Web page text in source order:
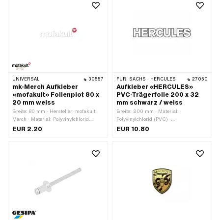
UNIVERSAL 30557
mk-Merch Aufkleber
«mofakult» Folienplot 80 x
20 mm weiss
Breite: 80 mm · Hersteller: mofakult
Merch · Material: Polyvinylchlorid
(PVC) · Verwendungsort: Universal ·
EUR 2.20
FÜR: SACHS · HERCULES 27050
Aufkleber «HERCULES»
PVC-Trägerfolie 200 x 32
mm schwarz / weiss
Breite: 200 mm · Material:
Polyvinylchlorid (PVC) ·
Verwendungsort: Rahmen (+ Tank) ·
Höhe: 32 mm · Beständigkeit: UV-
EUR 10.80